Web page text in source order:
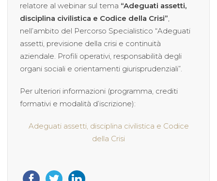
relatore al webinar sul tema “Adeguati assetti,
disciplina civilistica e Codice della Crisi”,
nell’ambito del Percorso Specialistico “Adeguati
assetti, previsione della crisi e continuità
aziendale. Profili operativi, responsabilità degli
organi sociali e orientamenti giurisprudenziali”.
Per ulteriori informazioni (programma, crediti
formativi e modalità d’iscrizione):
Adeguati assetti, disciplina civilistica e Codice
della Crisi